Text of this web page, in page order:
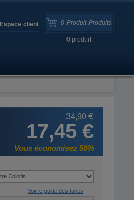
0 Produit Produits
0 produit
Espace client
34,90 €
17,45 €
Vous économisez 50%
Voir le guide des tailles